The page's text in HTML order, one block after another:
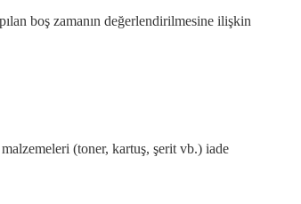
boş zamanın değerlendirilmesine ilişkin
(toner, kartuş, şerit vb.) iade